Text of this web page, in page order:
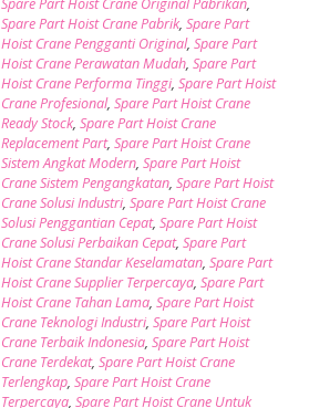
Spare Part Hoist Crane Pabrik, Spare Part
Hoist Crane Pengganti Original, Spare Part
Hoist Crane Perawatan Mudah, Spare Part
Hoist Crane Performa Tinggi, Spare Part Hoist
Crane Profesional, Spare Part Hoist Crane
Ready Stock, Spare Part Hoist Crane
Replacement Part, Spare Part Hoist Crane
Sistem Angkat Modern, Spare Part Hoist
Crane Sistem Pengangkatan, Spare Part Hoist
Crane Solusi Industri, Spare Part Hoist Crane
Solusi Penggantian Cepat, Spare Part Hoist
Crane Solusi Perbaikan Cepat, Spare Part
Hoist Crane Standar Keselamatan, Spare Part
Hoist Crane Supplier Terpercaya, Spare Part
Hoist Crane Tahan Lama, Spare Part Hoist
Crane Teknologi Industri, Spare Part Hoist
Crane Terbaik Indonesia, Spare Part Hoist
Crane Terdekat, Spare Part Hoist Crane
Terlengkap, Spare Part Hoist Crane
Terpercaya, Spare Part Hoist Crane Untuk